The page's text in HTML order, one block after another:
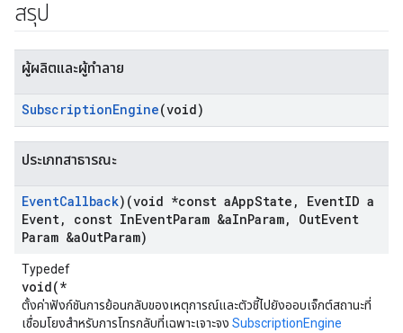
สรุป
ผู้ผลิตและผู้ทำลาย
SubscriptionEngine(void)
ประเภทสาธารณะ
EventCallback)(void *const aAppState , EventID a
Event, const InEventParam &aInParam, OutEvent
Param &aOutParam)
Typedef
void(*
ตั้งค่าฟังก์ชันการย้อนกลับของเหตุการณ์และตัวชี้ไปยังออบเจ็กต์สถานะที่
เชื่อมโยงสำหรับการโทรกลับที่เฉพาะเจาะจง SubscriptionEngine